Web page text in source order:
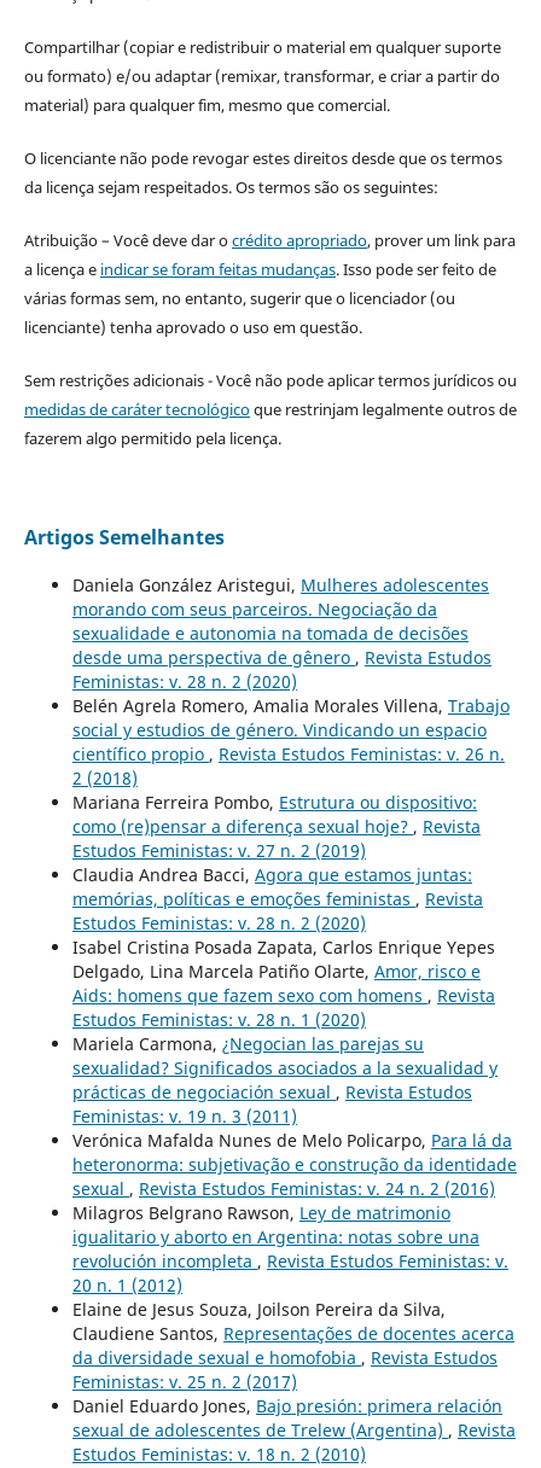
Compartilhar (copiar e redistribuir o material em qualquer suporte
ou formato) e/ou adaptar (remixar, transformar, e criar a partir do
material) para qualquer fim, mesmo que comercial.
O licenciante não pode revogar estes direitos desde que os termos
da licença sejam respeitados. Os termos são os seguintes:
Atribuição – Você deve dar ocrédito apropriado, prover um link para
a licença e indicar se foram feitas mudanças. Isso pode ser feito de
várias formas sem, no entanto, sugerir que o licenciador (ou
licenciante) tenha aprovado o uso em questão.
Sem restrições adicionais - Você não pode aplicar termos jurídicos ou
medidas de caráter tecnológicoque restrinjam legalmente outros de
fazerem algo permitido pela licença.
Artigos Semelhantes
Daniela González Aristegui, Mulheres adolescentes
morando com seus parceiros. Negociação da
sexualidade e autonomia na tomada de decisões
desde uma perspectiva de gênero , Revista Estudos
Feministas: v. 28 n. 2 (2020)
Belén Agrela Romero, Amalia Morales Villena, Trabajo
social y estudios de género. Vindicando un espacio
científico propio , Revista Estudos Feministas: v. 26 n.
2 (2018)
Mariana Ferreira Pombo, Estrutura ou dispositivo:
como (re)pensar a diferença sexual hoje? , Revista
Estudos Feministas: v. 27 n. 2 (2019)
Claudia Andrea Bacci, Agora que estamos juntas:
memórias, políticas e emoções feministas , Revista
Estudos Feministas: v. 28 n. 2 (2020)
Isabel Cristina Posada Zapata, Carlos Enrique Yepes
Delgado, Lina Marcela Patiño Olarte, Amor, risco e
Aids: homens que fazem sexo com homens , Revista
Estudos Feministas: v. 28 n. 1 (2020)
Mariela Carmona, ¿Negocian las parejas su
sexualidad? Significados asociados a la sexualidad y
prácticas de negociación sexual , Revista Estudos
Feministas: v. 19 n. 3 (2011)
Verónica Mafalda Nunes de Melo Policarpo, Para lá da
heteronorma: subjetivação e construção da identidade
sexual , Revista Estudos Feministas: v. 24 n. 2 (2016)
Milagros Belgrano Rawson, Ley de matrimonio
igualitario y aborto en Argentina: notas sobre una
revolución incompleta , Revista Estudos Feministas: v.
20 n. 1 (2012)
Elaine de Jesus Souza, Joilson Pereira da Silva,
Claudiene Santos, Representações de docentes acerca
da diversidade sexual e homofobia , Revista Estudos
Feministas: v. 25 n. 2 (2017)
Daniel Eduardo Jones, Bajo presión: primera relación
sexual de adolescentes de Trelew (Argentina) , Revista
Estudos Feministas: v. 18 n. 2 (2010)